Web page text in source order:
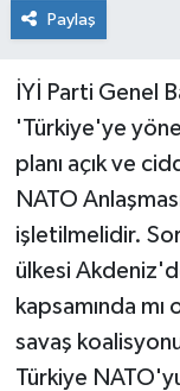
Paylaş
İYİ Parti Genel
'Türkiye'ye
planı açık ve
NATO
işletilmelidir.
ülkesi
kapsamında mı
savaş
Türkiye
Yaşam